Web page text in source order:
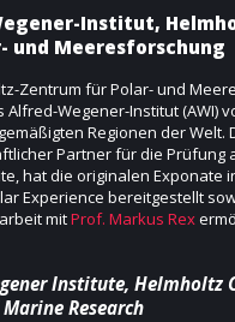
Institut,
und Meeresforschung
Zentrum für Polar- und
Alfred-Wegener-Institut (AWI)
Regionen der Welt.
Partner für die Prüfung
hat die originalen Exponate
Experience bereitgestellt
mitProf. Markus Rex
Institute, Helmholtz
Research